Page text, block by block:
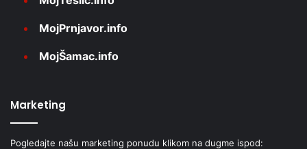
MojPrnjavor.info
MojŠamac.info
Marketing
Pogledajte našu marketing ponudu klikom na dugme ispod: